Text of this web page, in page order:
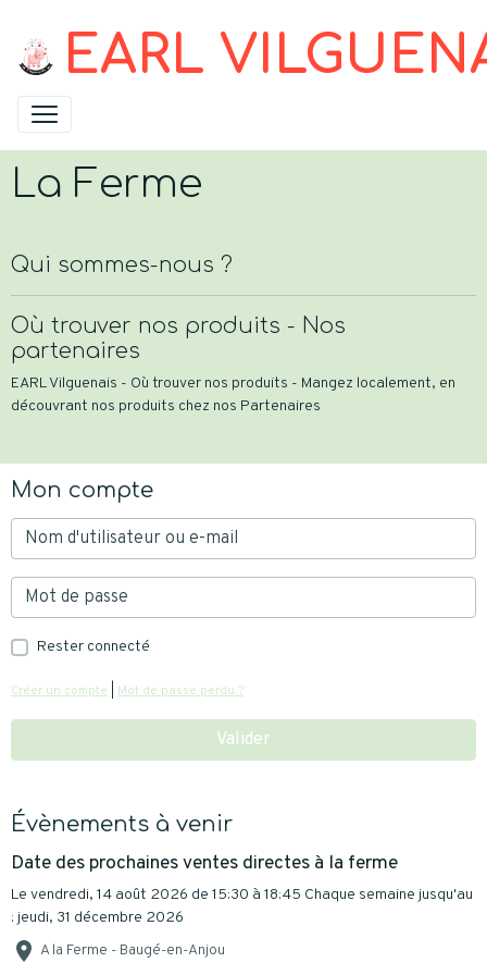
EARL
La Ferme
Qui sommes-nous ?
Où trouver nos produits - Nos
partenaires
EARL Vilguenais - Où trouver nos produits - Mangez localement, en
découvrant nos produits chez nos Partenaires
Mon compte
Rester connecté
Créer un compte Mot de passe perdu ?
Valider
Évènements à venir
Date des prochaines ventes directes à la ferme
Le vendredi, 14 août 2026 de 15:30 à 18:45 Chaque semaine jusqu'au
: jeudi, 31 décembre 2026
A la Ferme - Baugé-en-Anjou